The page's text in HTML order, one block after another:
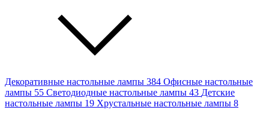
Декоративные настольные лампы 384 Офисные настольные
лампы 55 Светодиодные настольные лампы 43 Детские
настольные лампы 19 Хрустальные настольные лампы 8